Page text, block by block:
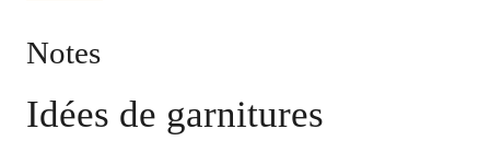
Notes
Idées de garnitures